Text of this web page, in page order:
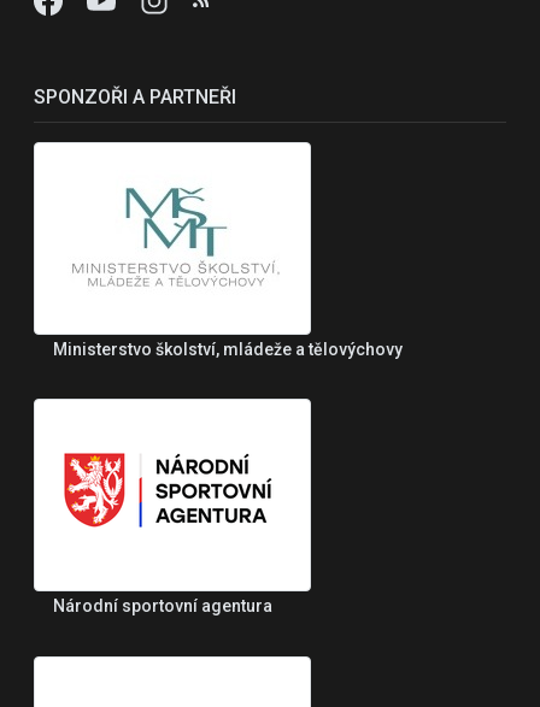
SPONZOŘI A PARTNEŘI
Ministerstvo školství, mládeže a tělovýchovy
Národní sportovní agentura